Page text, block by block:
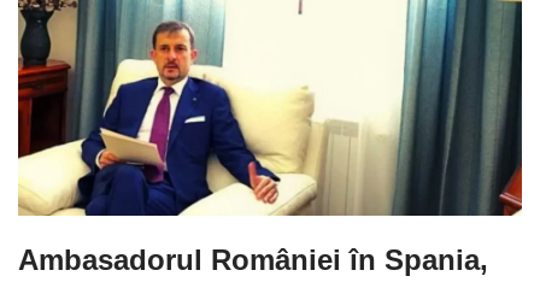
Ambasadorul României în Spania,